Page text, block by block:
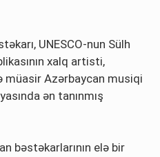
UNESCO-nun Sülh
xalq artisti,
Azərbaycan musiqi
ən tanınmış
bəstəkarlarının elə bir